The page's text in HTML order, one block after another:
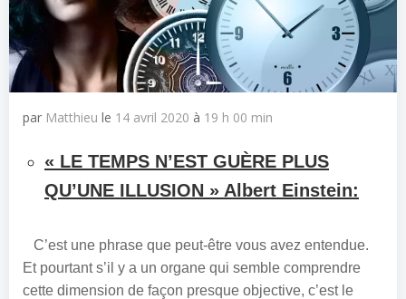
par Matthieu le 14 avril 2020 à 19 h 00 min
« LE TEMPS N’EST GUÈRE PLUS
QU’UNE ILLUSION » Albert Einstein:
C’est une phrase que peut-être vous avez entendue.
Et pourtant s’il y a un organe qui semble comprendre
cette dimension de façon presque objective, c’est le